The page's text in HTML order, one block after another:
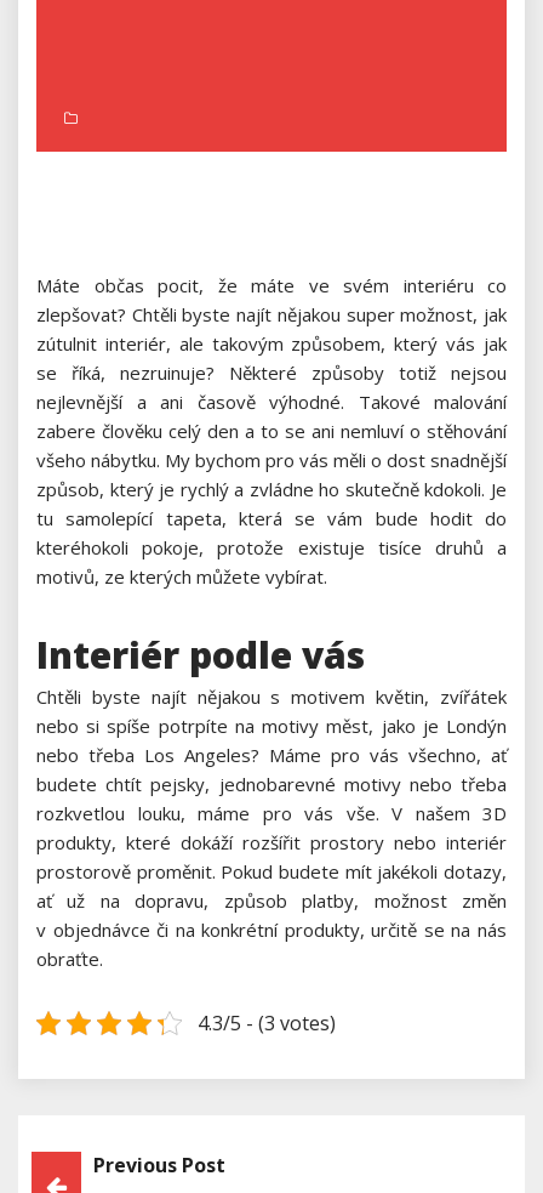
Máte občas pocit, že máte ve svém interiéru co
zlepšovat? Chtěli byste najít nějakou super možnost, jak
zútulnit interiér, ale takovým způsobem, který vás jak
se říká, nezruinuje? Některé způsoby totiž nejsou
nejlevnější a ani časově výhodné. Takové malování
zabere člověku celý den a to se ani nemluví o stěhování
všeho nábytku. My bychom pro vás měli o dost snadnější
způsob, který je rychlý a zvládne ho skutečně kdokoli. Je
tusamolepící tapeta, která se vám bude hodit do
kteréhokoli pokoje, protože existuje tisíce druhů a
motivů, ze kterých můžete vybírat.
Interiér podle vás
Chtěli byste najít nějakou s motivem květin, zvířátek
nebo si spíše potrpíte na motivy měst, jako je Londýn
nebo třeba Los Angeles? Máme pro vás všechno, ať
budete chtít pejsky, jednobarevné motivy nebo třeba
rozkvetlou louku, máme pro vás vše. V našem 3D
produkty, které dokáží rozšířit prostory nebo interiér
prostorově proměnit. Pokud budete mít jakékoli dotazy,
ať už na dopravu, způsob platby, možnost změn
v objednávce či na konkrétní produkty, určitě se na nás
obraťte.
4.3/5 - (3 votes)
Navigace
Previous Post